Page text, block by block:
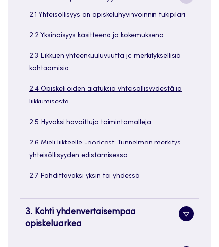
2.1 Yhteisöllisyys on opiskeluhyvinvoinnin tukipilari
2.2 Yksinäisyys käsitteenä ja kokemuksena
2.3 Liikkuen yhteenkuuluvuutta ja merkityksellisiä
kohtaamisia
2.4 Opiskelijoiden ajatuksia yhteisöllisyydestä ja
liikkumisesta
2.5 Hyväksi havaittuja toimintamalleja
2.6 Mieli liikkeelle -podcast: Tunnelman merkitys
yhteisöllisyyden edistämisessä
2.7 Pohdittavaksi yksin tai yhdessä
3. Kohti yhdenvertaisempaa
opiskeluarkea